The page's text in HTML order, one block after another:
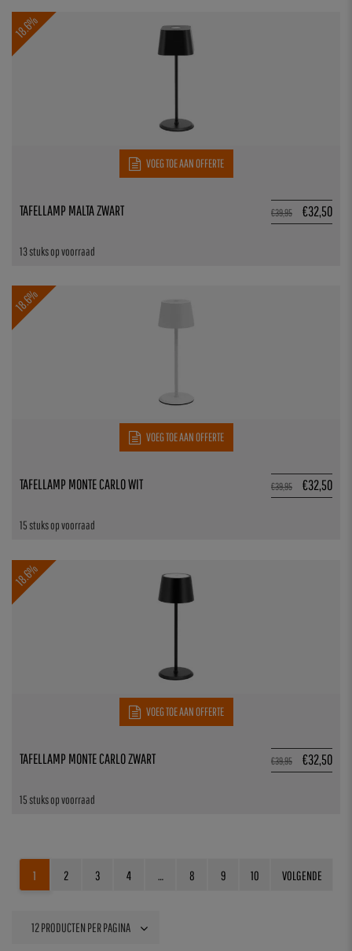
18.6%
VOEG TOE AAN OFFERTE
€39,95 €32,50
13 stuks op voorraad
TAFELLAMP MALTA ZWART
18.6%
VOEG TOE AAN OFFERTE
€39,95 €32,50
15 stuks op voorraad
TAFELLAMP MONTE CARLO WIT
18.6%
VOEG TOE AAN OFFERTE
€39,95 €32,50
15 stuks op voorraad
TAFELLAMP MONTE CARLO ZWART
1 2 3 4 … 8 9 10 VOLGENDE